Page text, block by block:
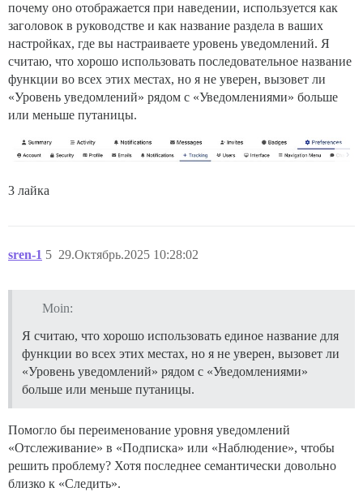
почему оно отображается при наведении, используется как
заголовок в руководстве и как название раздела в ваших
настройках, где вы настраиваете уровень уведомлений. Я
считаю, что хорошо использовать последовательное название
функции во всех этих местах, но я не уверен, вызовет ли
«Уровень уведомлений» рядом с «Уведомлениями» больше
или меньше путаницы.
3 лайка
sren-1 29.Октябрь.2025 10:28:02
5
Moin:
Я считаю, что хорошо использовать единое название для
функции во всех этих местах, но я не уверен, вызовет ли
«Уровень уведомлений» рядом с «Уведомлениями»
больше или меньше путаницы.
Помогло бы переименование уровня уведомлений
«Отслеживание» в «Подписка» или «Наблюдение», чтобы
решить проблему? Хотя последнее семантически довольно
близко к «Следить».